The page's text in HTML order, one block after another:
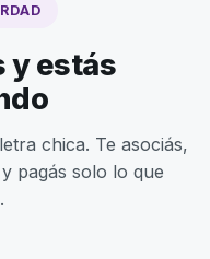
y estás
chica. Te asociás,
pagás solo lo que